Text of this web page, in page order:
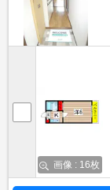
画像 : 16枚